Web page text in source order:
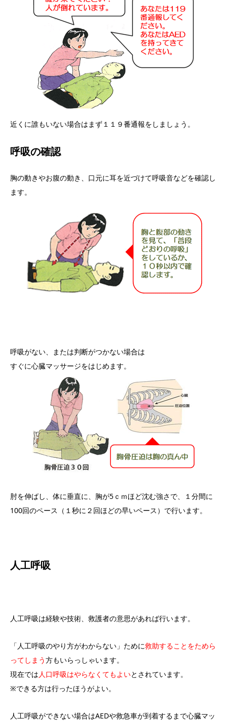
近くに誰もいない場合はまず１１９番通報をしましょう。
呼吸の確認
胸の動きやお腹の動き、口元に耳を近づけて呼吸音などを確認し
ます。
呼吸がない、または判断がつかない場合は
すぐに心臓マッサージをはじめます。
肘を伸ばし、体に垂直に、胸が5ｃｍほど沈む強さで、１分間に
100回のペース（１秒に２回ほどの早いペース）で行います。
人工呼吸
人工呼吸は経験や技術、救護者の意思があれば行います。
「人工呼吸のやり方がわからない」ために救助することをためら
ってしまう方もいらっしゃいます。
現在では 人口呼吸はやらなくてもよいとされています。
※できる方は行ったほうがよい。
人工呼吸ができない場合はAEDや救急車が到着するまで心臓マッ